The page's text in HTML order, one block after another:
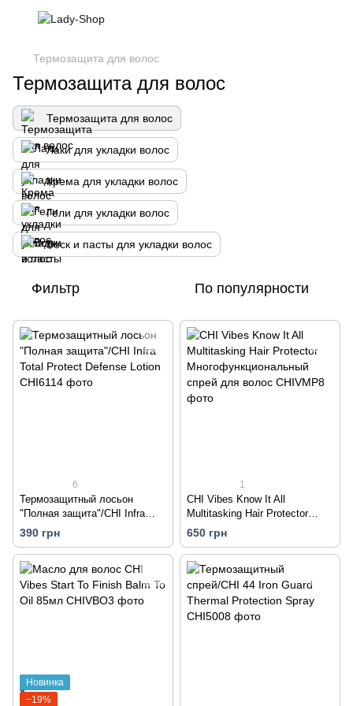
Термозащита для волос
Термозащита для волос
Термозащита для волос
Лаки для укладки волос
Крема для укладки волос
Гели для укладки волос
Воск и пасты для укладки волос
Фильтр По популярности
6
Термозащитный лосьон
"Полная защита"/CHI Infra
Total Protect Defense Lotion
390 грн
1
CHI Vibes Know It All
Multitasking Hair Protector
Многофункциональный спрей
для волос
650 грн
Новинка
−19%